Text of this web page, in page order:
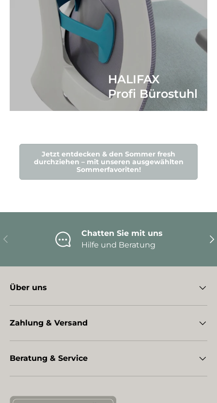
HALIFAX
Profi Bürostuhl
Jetzt entdecken & den Sommer fresh
durchziehen – mit unseren ausgewählten
Sommerfavoriten!
Vorherige
Chatten Sie mit uns
Hilfe und Beratung
Über uns
Zahlung & Versand
Beratung & Service